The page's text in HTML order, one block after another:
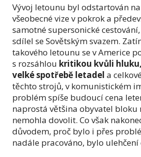
Vývoj letounu byl odstartován
všeobecné vize v pokrok a
samotné supersonické
sdílel se Sovětským svazem.
takového letounu se v Americe
s rozsáhlou kritikou kvůli
velké spotřebě letadel a
těchto strojů, v komunistickém
problém spíše budoucí cena
naprostá většina obyvatel bloku
nemohla dovolit. Co však
důvodem, proč bylo i přes
nadále pracováno, bylo ulehčení